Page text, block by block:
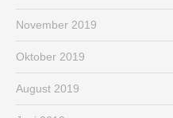
November 2019
Oktober 2019
August 2019